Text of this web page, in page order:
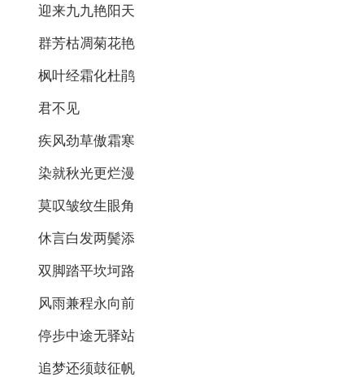
迎来九九艳阳天
群芳枯凋菊花艳
枫叶经霜化杜鹃
君不见
疾风劲草傲霜寒
染就秋光更烂漫
莫叹皱纹生眼角
休言白发两鬓添
双脚踏平坎坷路
风雨兼程永向前
停步中途无驿站
追梦还须鼓征帆